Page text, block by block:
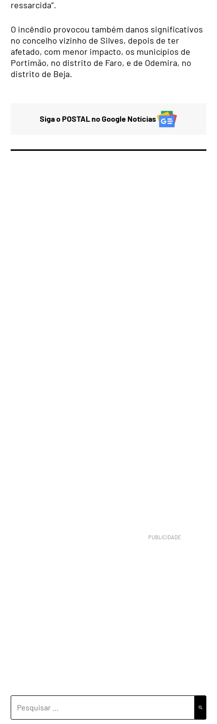
ressarcida”.
O incêndio provocou também danos significativos
no concelho vizinho de Silves, depois de ter
afetado, com menor impacto, os municípios de
Portimão, no distrito de Faro, e de Odemira, no
distrito de Beja.
Siga o POSTAL no Google Notícias
POR: